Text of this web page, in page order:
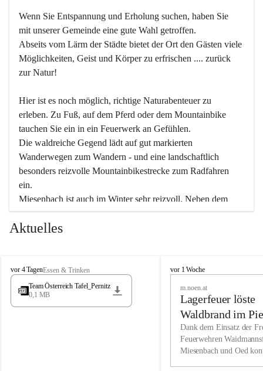
Wenn Sie Entspannung und Erholung suchen, haben Sie
mit unserer Gemeinde eine gute Wahl getroffen.
Abseits vom Lärm der Städte bietet der Ort den Gästen viele
Möglichkeiten, Geist und Körper zu erfrischen .... zurück
zur Natur!
Hier ist es noch möglich, richtige Naturabenteuer zu
erleben. Zu Fuß, auf dem Pferd oder dem Mountainbike
tauchen Sie ein in ein Feuerwerk an Gefühlen.
Die waldreiche Gegend lädt auf gut markierten
Wanderwegen zum Wandern - und eine landschaftlich
besonders reizvolle Mountainbikestrecke zum Radfahren
ein.
Miesenbach ist auch im Winter sehr reizvoll. Neben dem
Eisstockschießen gibt es auf dem nahe gelegenen Unterberg
wunderschöne Naturschneepisten, die zum Schifahren oder
vielfältige Angebot unserer Kulturvereine.
Überzeugen Sie sich selbst, dass Sie in Miesenbach sowie
in den Beherbergungsbetrieben, Gaststätten und urigen
Wir kennen Miesenbach als lebens- und liebenswerten Ort.
Tradition und Innovation werden ebenso groß geschrieben
Aktuelles
M
i
s
vor 4 TagenEssen & Trinken
Team Österreich Tafel_Pernitz
0,1 MB
M
h
vor 1 Woche
m.noen.at
Lagerfeuer löste
Waldbrand im
aus
Dank dem Einsatz der
Feuerwehren
Miesenbach und Oed